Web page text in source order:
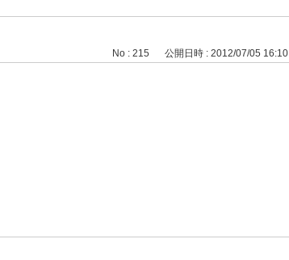
No : 215 公開日時 : 2012/07/05 16:10